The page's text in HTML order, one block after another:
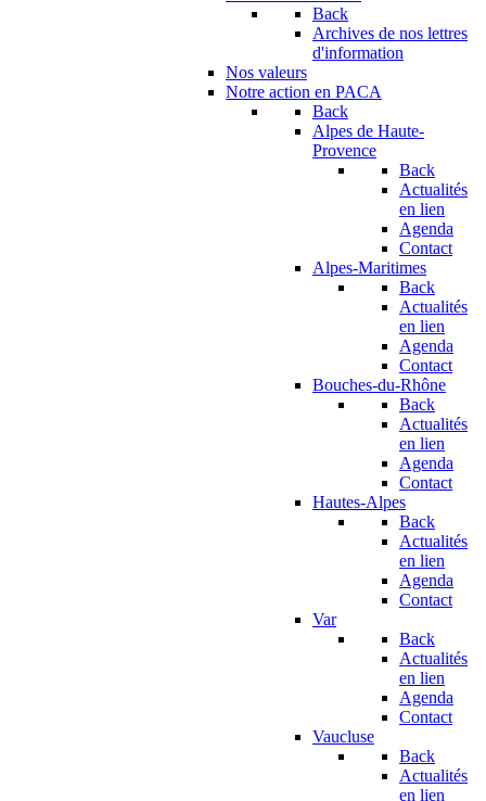
Back
Archives de nos lettres
d'information
Nos valeurs
Notre action en PACA
Back
Alpes de Haute-
Provence
Back
Actualités
en lien
Agenda
Contact
Alpes-Maritimes
Back
Actualités
en lien
Agenda
Contact
Bouches-du-Rhône
Back
Actualités
en lien
Agenda
Contact
Hautes-Alpes
Back
Actualités
en lien
Agenda
Contact
Var
Back
Actualités
en lien
Agenda
Contact
Vaucluse
Back
Actualités
en lien